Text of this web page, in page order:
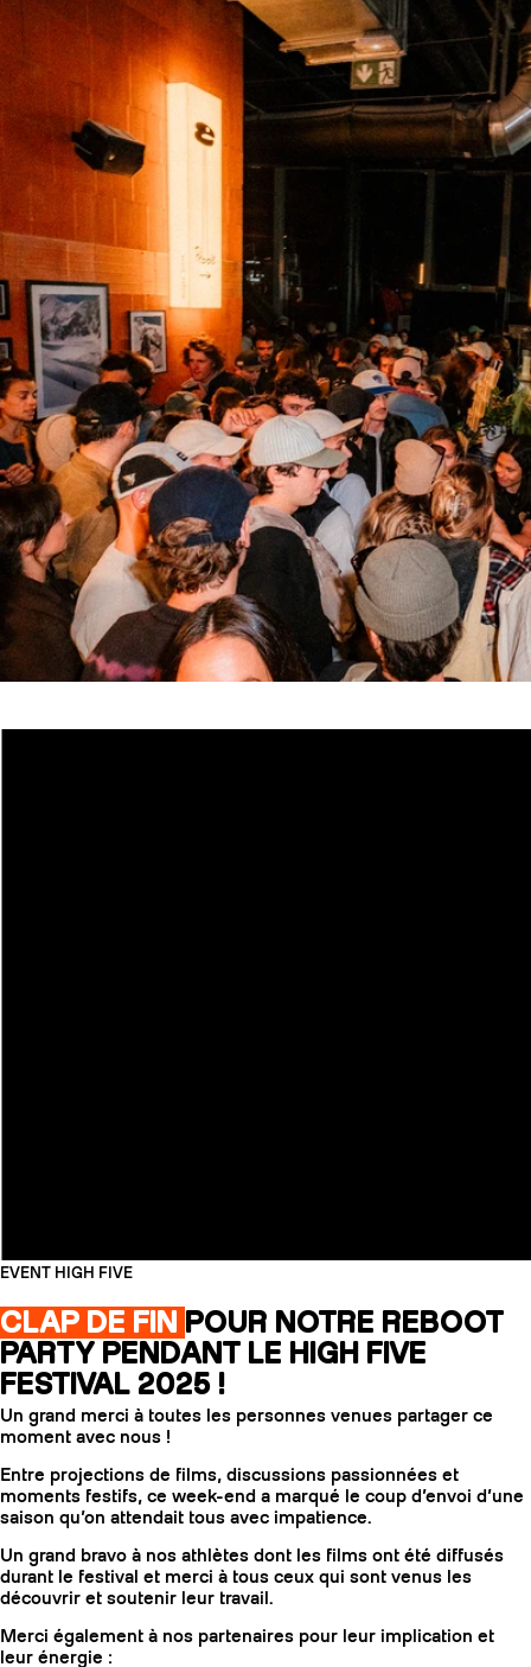
COUTEAUX
EVENT HIGH FIVE
CLAP DE FIN POUR NOTRE REBOOT
PARTY PENDANT LE HIGH FIVE
FESTIVAL 2025 !
Un grand merci à toutes les personnes venues partager ce
moment avec nous !
Entre projections de films, discussions passionnées et
moments festifs, ce week-end a marqué le coup d’envoi d’une
saison qu’on attendait tous avec impatience.
Un grand bravo à nos athlètes dont les films ont été diffusés
durant le festival et merci à tous ceux qui sont venus les
découvrir et soutenir leur travail.
Merci également à nos partenaires pour leur implication et
leur énergie :